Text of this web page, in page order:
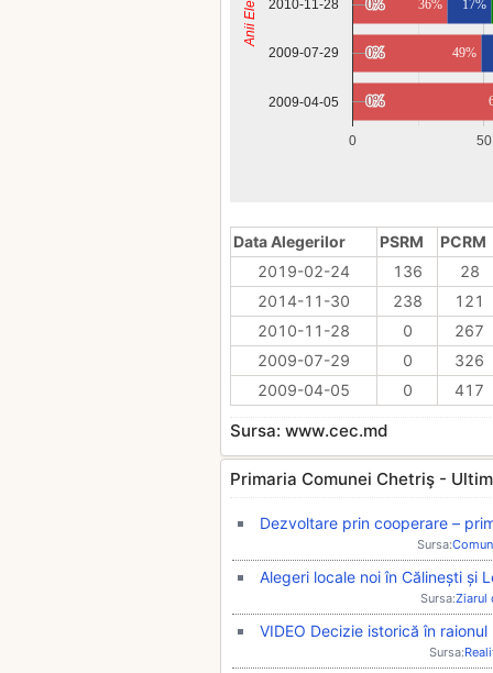
0 50
2010-11-28
2009-07-29
2009-04-05
0%
0%
0%
0%
0%
0%
36%
49%
17%
Data Alegerilor PSRM
PCRM
2019-02-24
136
28
2014-11-30
238
121
2010-11-28
0
267
2009-07-29
0
326
2009-04-05
0 417
Sursa: www.cec.md
Primaria Comunei Chetriş -
Dezvoltare prin cooperare –
Sursa:
Alegeri locale noi în Călinești și
Sursa:Ziarul
VIDEO Decizie istorică în
Sursa: